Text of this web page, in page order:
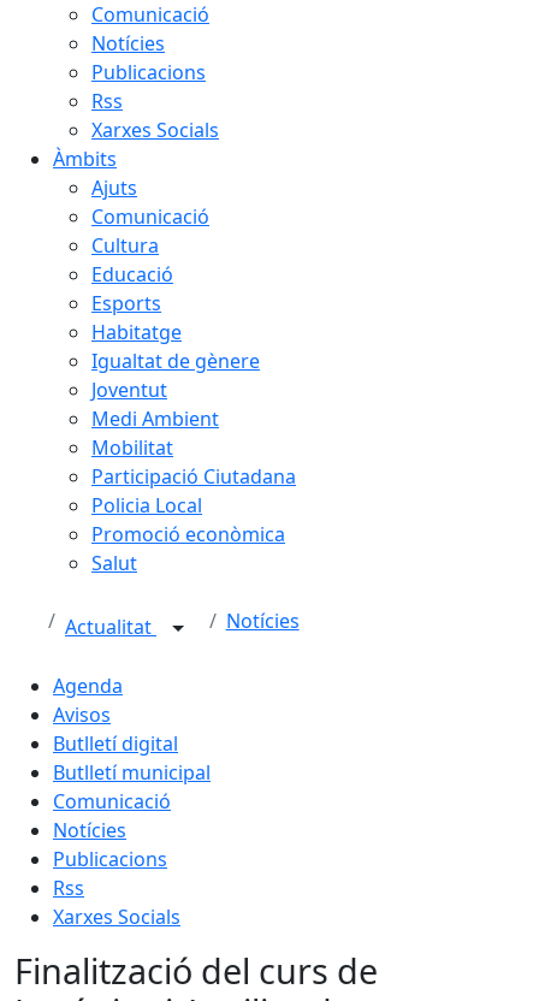
Comunicació
Notícies
Publicacions
Rss
Xarxes Socials
Àmbits
Ajuts
Comunicació
Cultura
Educació
Esports
Habitatge
Igualtat de gènere
Joventut
Medi Ambient
Mobilitat
Participació Ciutadana
Policia Local
Promoció econòmica
Salut
Actualitat Notícies
Agenda
Avisos
Butlletí digital
Butlletí municipal
Comunicació
Notícies
Publicacions
Rss
Xarxes Socials
Finalització del curs de